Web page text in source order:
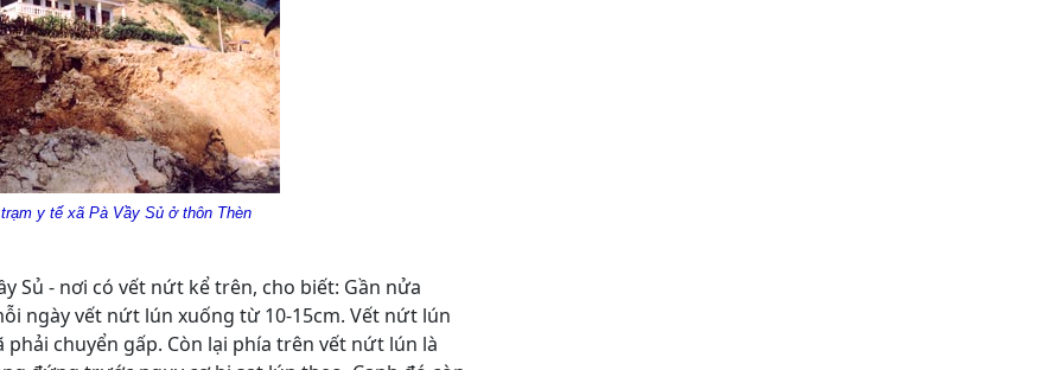
y tế xã Pà Vầy Sủ ở thôn Thèn
Sủ - nơi có vết nứt kể trên, cho biết: Gần nửa
ngày vết nứt lún xuống từ 10-15cm. Vết nứt lún
chuyển gấp. Còn lại phía trên vết nứt lún là